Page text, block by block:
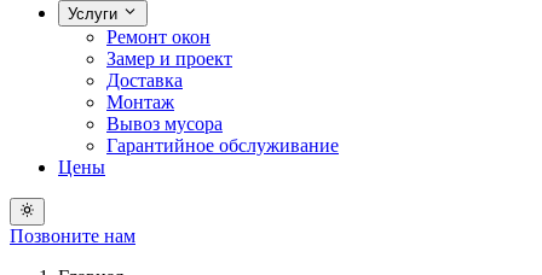
Услуги
Ремонт окон
Замер и проект
Доставка
Монтаж
Вывоз мусора
Гарантийное обслуживание
Цены
Позвоните нам